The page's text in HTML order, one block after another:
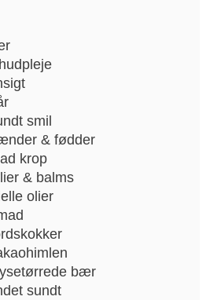
smil
& fødder
krop
& balms
olier
bær
sundt